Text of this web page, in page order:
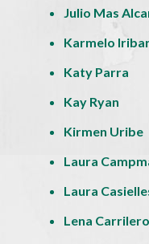
Julio Mas
Karmelo
Katy Parra
Kay Ryan
Kirmen Uribe
Laura
Laura
Lena Carrilero